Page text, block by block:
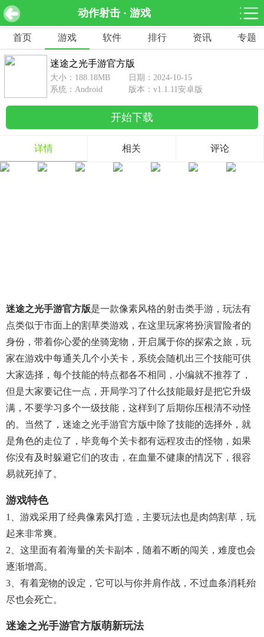
动作射击 · 游戏
网游分类 软件分类
休闲益智
462款游戏
赛车竞速
122款游戏
43款游戏
1642款游戏
动作射击
351款游戏
69款游戏
经营养成
策略塔防
冒险解谜
首页 游戏 软件 排行 资讯 专题
迷途之光手游官方版 v1.1.11安卓版 下载
迷途之光手游官方版
大小：188.18MB
日期：2024-10-15
系统：Android
版本：v1.1.11安卓版
开始下载
详情 相关 评论
迷途之光手游官方版是一款像素风格的射击类手游，玩法有
点类似于市面上的割草类游戏，在这里玩家将扮演冒险者的
身份，带着你心爱的坐骑宠物，开启属于你的探索之旅，玩
家在游戏中每通关几个小关卡，系统会随机出三个技能可供
大家选择，每个技能的特点都各不相同，小编就不推荐了，
但是大家要记住一点，开局学习了什么技能最好是把它升级
满，不要学习多个一级技能，这样到了后期你压根清不动怪
的。当然了，迷途之光手游官方版中除了技能的选择外，就
是角色的走位了，毕竟每个关卡都有远程攻击的怪物，如果
你没有及时躲避它们的攻击，在血量不健康的情况下，很容
易就死掉了。
游戏特色
1、游戏采用了经典像素风打造，主要玩法也是肉鸽割草，玩
起来非常爽。
2、这里面有着海量的关卡副本，随着不断的闯关，难度也会
逐渐增高。
3、有着宠物的设定，它可以与你并肩作战，不过血条消耗殆
尽也会死亡。
迷途之光手游官方版萌新玩法